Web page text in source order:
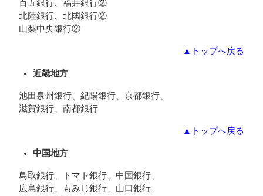
百五銀行、福井銀行②
北陸銀行、北國銀行②
山梨中央銀行②
▲トップへ戻る
近畿地方
池田泉州銀行、紀陽銀行、京都銀行、
滋賀銀行、南都銀行
▲トップへ戻る
中国地方
鳥取銀行、トマト銀行、中国銀行、
広島銀行、もみじ銀行、山口銀行、